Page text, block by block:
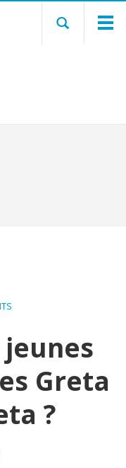
Greta
?